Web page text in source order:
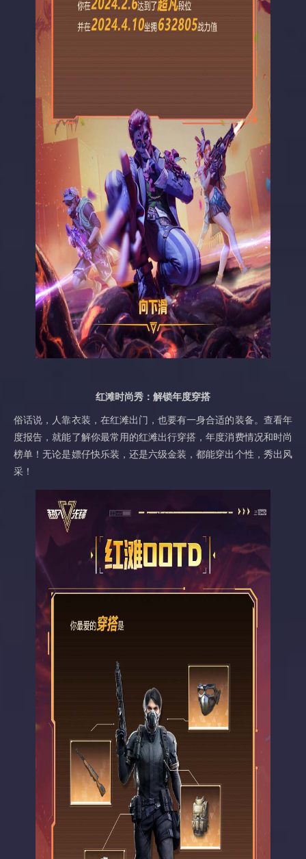
红滩时尚秀：解锁年度穿搭
俗话说，人靠衣装，在红滩出门，也要有一身合适的装备。查看年
度报告，就能了解你最常用的红滩出行穿搭，年度消费情况和时尚
榜单！无论是嫖仔快乐装，还是六级金装，都能穿出个性，秀出风
采！